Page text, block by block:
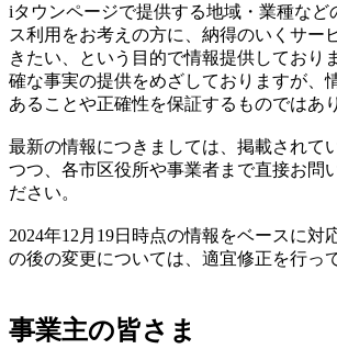
iタウンページで提供する地域・業種など
ス利用をお考えの方に、納得のいくサー
きたい、という目的で情報提供しており
確な事実の提供をめざしておりますが、
あることや正確性を保証するものではあ
最新の情報につきましては、掲載されて
つつ、各市区役所や事業者まで直接お問
ださい。
2024年12月19日時点の情報をベースに対
の後の変更については、適宜修正を行っ
事業主の皆さま